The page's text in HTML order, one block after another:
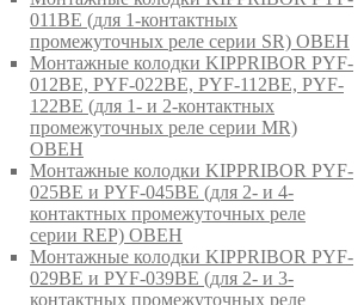
011BE (для 1-контактных
промежуточных реле серии SR) ОВЕН
Монтажные колодки KIPPRIBOR PYF-
012BE, PYF-022BE, PYF-112BE, PYF-
122BE (для 1- и 2-контактных
промежуточных реле серии MR)
ОВЕН
Монтажные колодки KIPPRIBOR PYF-
025BE и PYF-045BE (для 2- и 4-
контактных промежуточных реле
серии REP) ОВЕН
Монтажные колодки KIPPRIBOR PYF-
029BE и PYF-039BE (для 2- и 3-
контактных промежуточных реле